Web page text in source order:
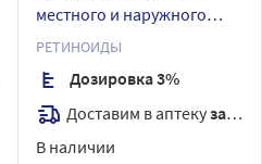
местного и наружного
применения 10 гр
РЕТИНОИДЫ
Дозировка 3%
Доставим в аптекузавтра
В наличии